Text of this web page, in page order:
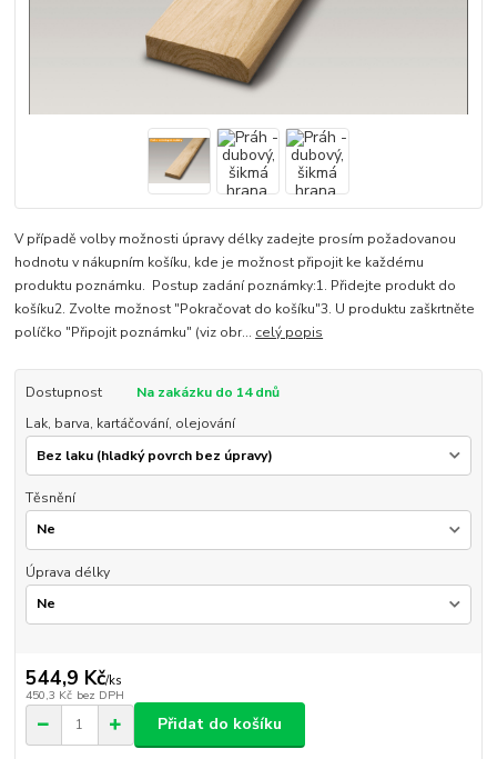
V případě volby možnosti úpravy délky zadejte prosím požadovanou
hodnotu v nákupním košíku, kde je možnost připojit ke každému
produktu poznámku. Postup zadání poznámky:1. Přidejte produkt do
košíku2. Zvolte možnost "Pokračovat do košíku"3. U produktu zaškrtněte
políčko "Připojit poznámku" (viz obr... celý popis
Dostupnost
Na zakázku do 14 dnů
Lak, barva, kartáčování, olejování
Těsnění
Úprava délky
544,9 Kč/ks
450,3 Kč bez DPH
Přidat do košíku